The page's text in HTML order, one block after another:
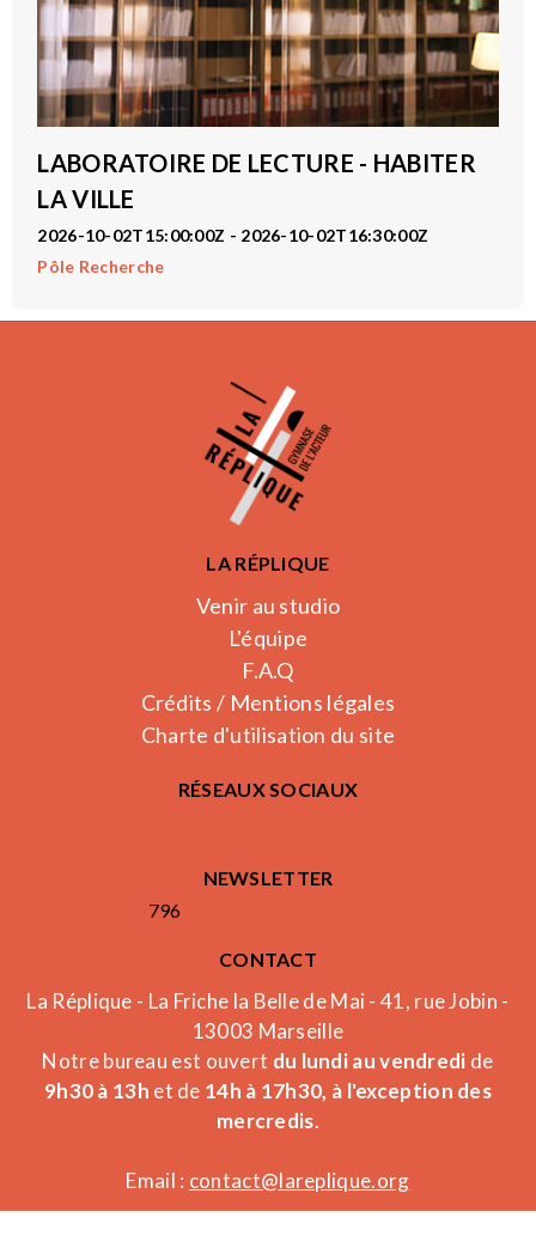
LABORATOIRE DE LECTURE - HABITER
LA VILLE
2026-10-02T15:00:00Z - 2026-10-02T16:30:00Z
Pôle Recherche
LA RÉPLIQUE
Venir au studio
L'équipe
F.A.Q
Crédits / Mentions légales
Charte d'utilisation du site
RÉSEAUX SOCIAUX
NEWSLETTER
796
CONTACT
La Réplique - La Friche la Belle de Mai - 41, rue Jobin -
13003 Marseille
Notre bureau est ouvert du lundi au vendredi de
9h30 à 13h et de 14h à 17h30, à l'exception des
mercredis.
Email : contact@lareplique.org